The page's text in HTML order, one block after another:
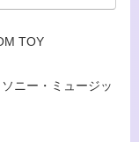
TOY
ニー・ミュージッ